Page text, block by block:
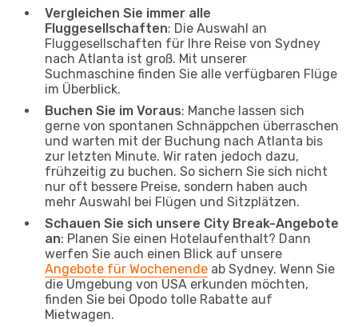
Vergleichen Sie immer alle
Fluggesellschaften: Die Auswahl an
Fluggesellschaften für Ihre Reise von Sydney
nach Atlanta ist groß. Mit unserer
Suchmaschine finden Sie alle verfügbaren Flüge
im Überblick.
Buchen Sie im Voraus: Manche lassen sich
gerne von spontanen Schnäppchen überraschen
und warten mit der Buchung nach Atlanta bis
zur letzten Minute. Wir raten jedoch dazu,
frühzeitig zu buchen. So sichern Sie sich nicht
nur oft bessere Preise, sondern haben auch
mehr Auswahl bei Flügen und Sitzplätzen.
Schauen Sie sich unsere City Break-Angebote
an: Planen Sie einen Hotelaufenthalt? Dann
werfen Sie auch einen Blick auf unsere
Angebote für Wochenende ab Sydney. Wenn Sie
die Umgebung von USA erkunden möchten,
finden Sie bei Opodo tolle Rabatte auf
Mietwagen.